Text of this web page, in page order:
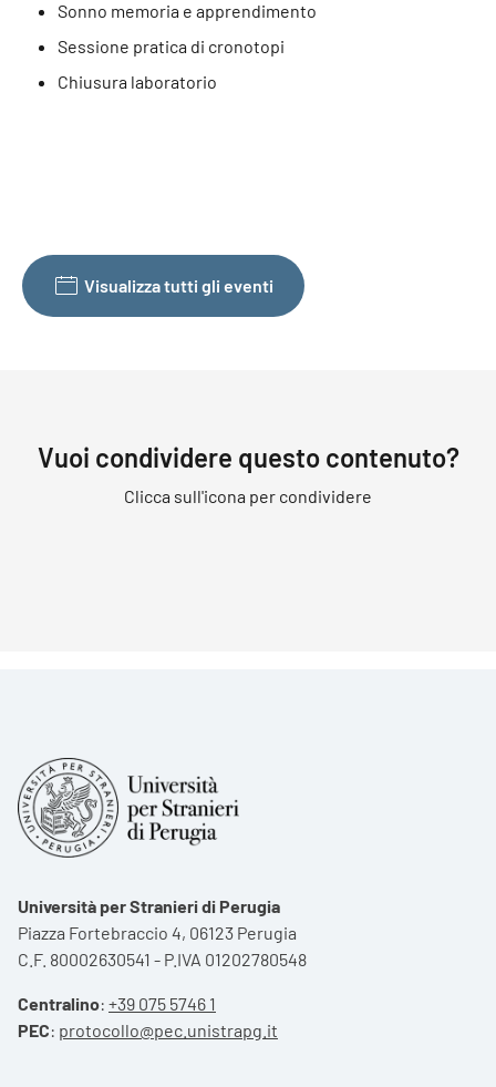
Sonno memoria e apprendimento
Sessione pratica di cronotopi
Chiusura laboratorio
Visualizza tutti gli eventi
Vuoi condividere questo contenuto?
Clicca sull'icona per condividere
Università per Stranieri di Perugia
Piazza Fortebraccio 4, 06123 Perugia
C.F. 80002630541 - P.IVA 01202780548
Centralino: +39 075 5746 1
PEC: protocollo@pec.unistrapg.it